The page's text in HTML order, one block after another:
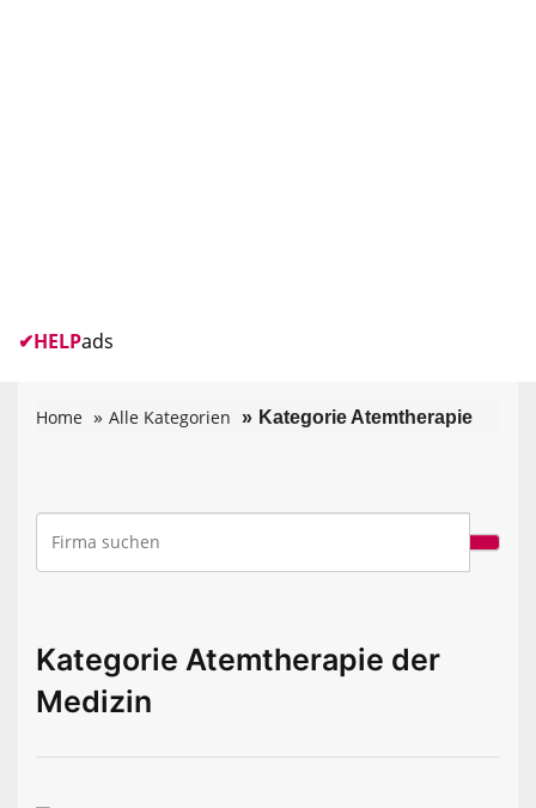
✔HELPads
Home Alle Kategorien Kategorie Atemtherapie
Kategorie Atemtherapie der
Medizin